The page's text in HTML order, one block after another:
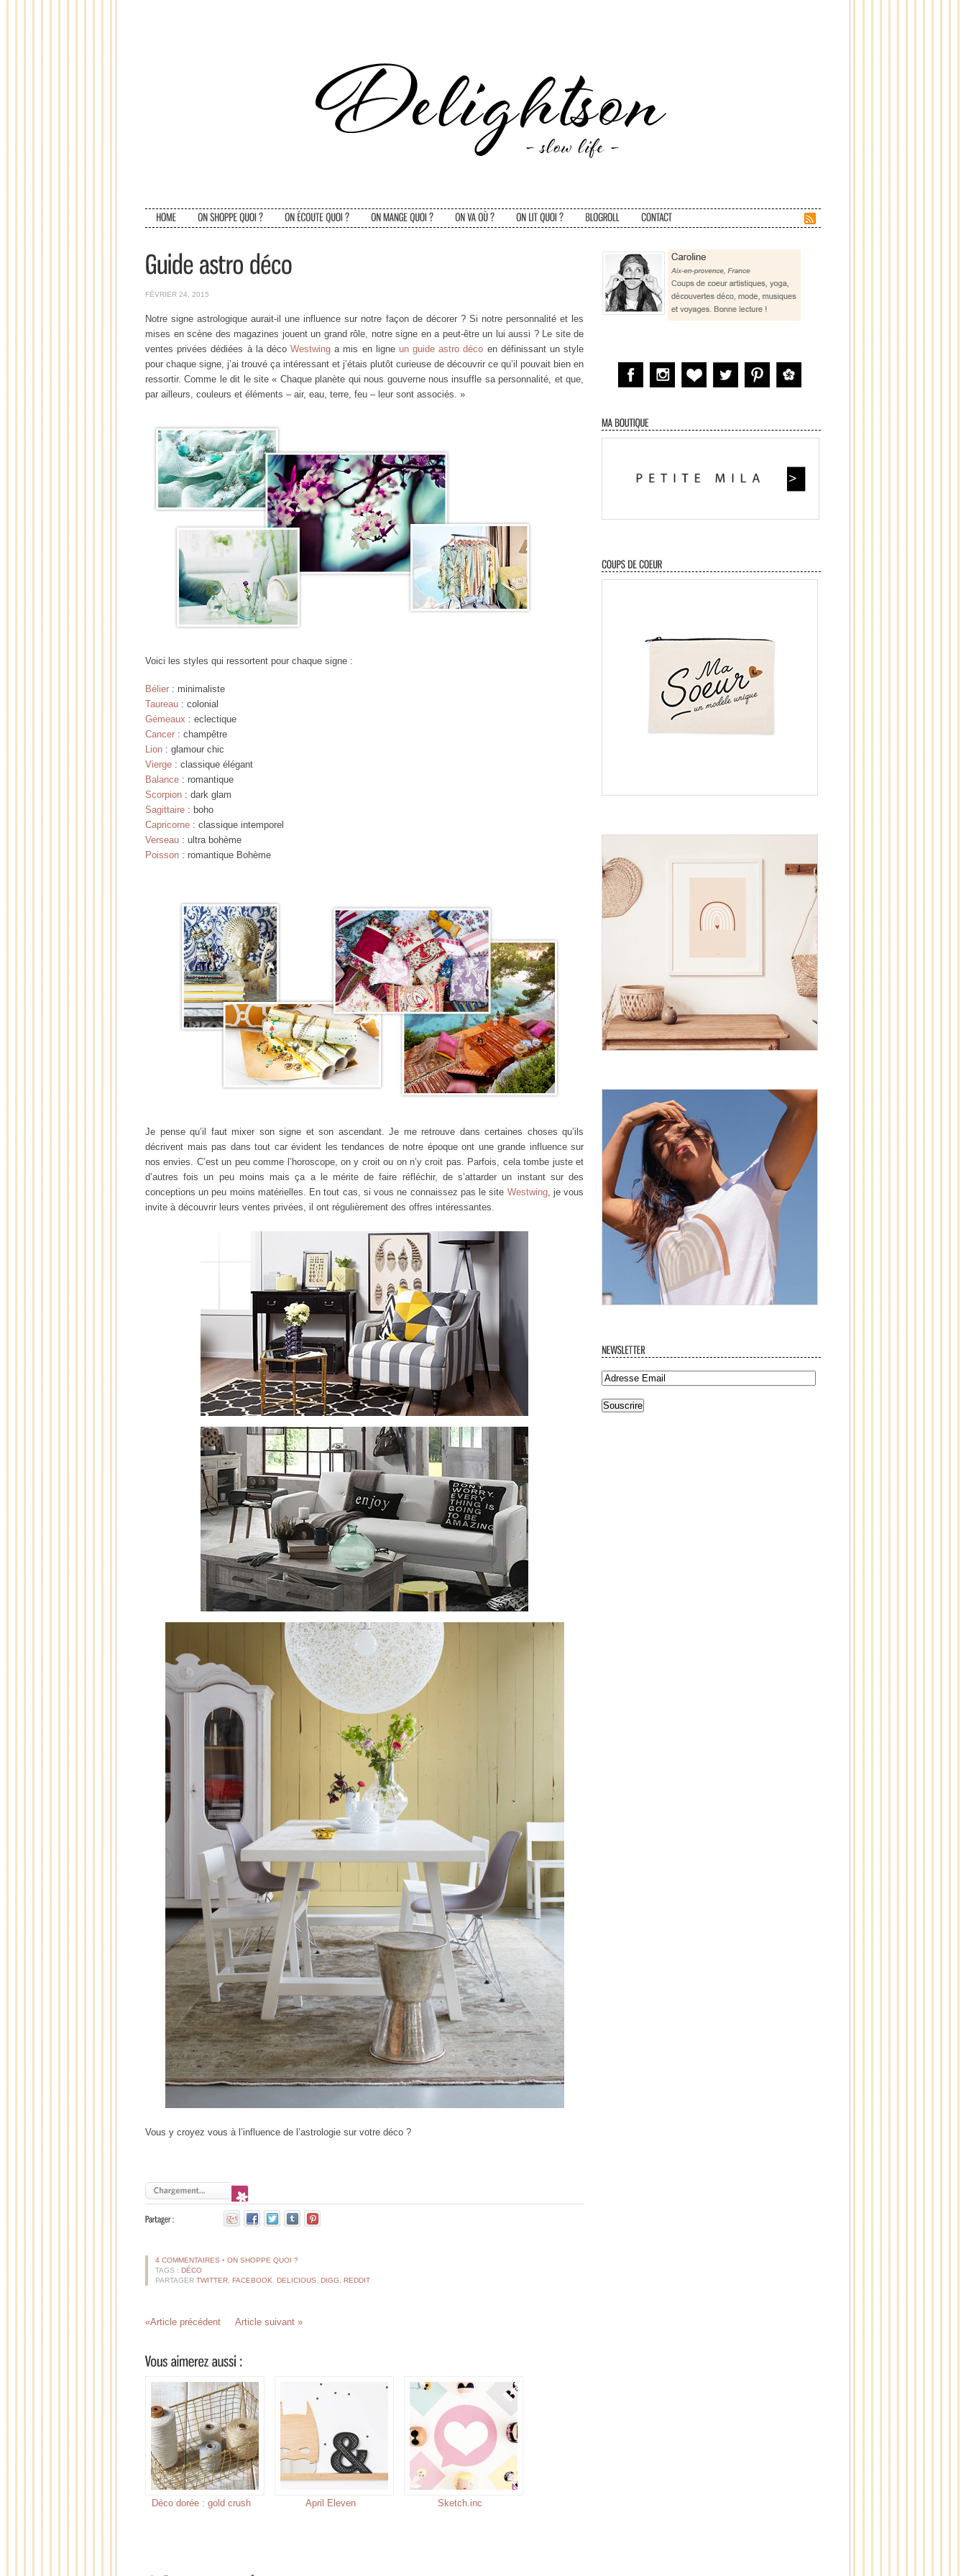
FÉVRIER 24, 2015
Notre signe astrologique aurait-il une influence sur notre façon de décorer ? Si notre personnalité et les
mises en scène des magazines jouent un grand rôle, notre signe en a peut-être un lui aussi ? Le site de
ventes privées dédiées à la déco Westwinga mis en ligne un guide astro déco en définissant un style
pour chaque signe, j’ai trouvé ça intéressant et j’étais plutôt curieuse de découvrir ce qu’il pouvait bien en
ressortir. Comme le dit le site « Chaque planète qui nous gouverne nous insuffle sa personnalité, et que,
par ailleurs, couleurs et éléments – air, eau, terre, feu – leur sont associés. »
Voici les styles qui ressortent pour chaque signe :
Bélier : minimaliste
Taureau : colonial
Gémeaux : eclectique
Cancer : champêtre
Lion : glamour chic
Vierge : classique élégant
Balance : romantique
Scorpion : dark glam
Sagittaire : boho
Capricorne : classique intemporel
Verseau : ultra bohème
Poisson : romantique Bohème
Je pense qu’il faut mixer son signe et son ascendant. Je me retrouve dans certaines choses qu’ils
décrivent mais pas dans tout car évident les tendances de notre époque ont une grande influence sur
nos envies. C’est un peu comme l’horoscope, on y croit ou on n’y croit pas. Parfois, cela tombe juste et
d’autres fois un peu moins mais ça a le mérite de faire réfléchir, de s’attarder un instant sur des
conceptions un peu moins matérielles. En tout cas, si vous ne connaissez pas le site Westwing, je vous
invite à découvrir leurs ventes privées, il ont régulièrement des offres intéressantes.
Vous y croyez vous à l’influence de l’astrologie sur votre déco ?
4 COMMENTAIRES • ON SHOPPE QUOI ?
TAGS : DÉCO
PARTAGER TWITTER, FACEBOOK, DELICIOUS, DIGG, REDDIT
«Article précédent Article suivant »
Déco dorée : gold crush April Eleven Sketch.inc